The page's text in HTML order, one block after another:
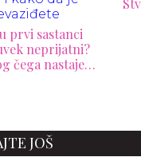
zreo muškarac
neće uraditi
JOŠ